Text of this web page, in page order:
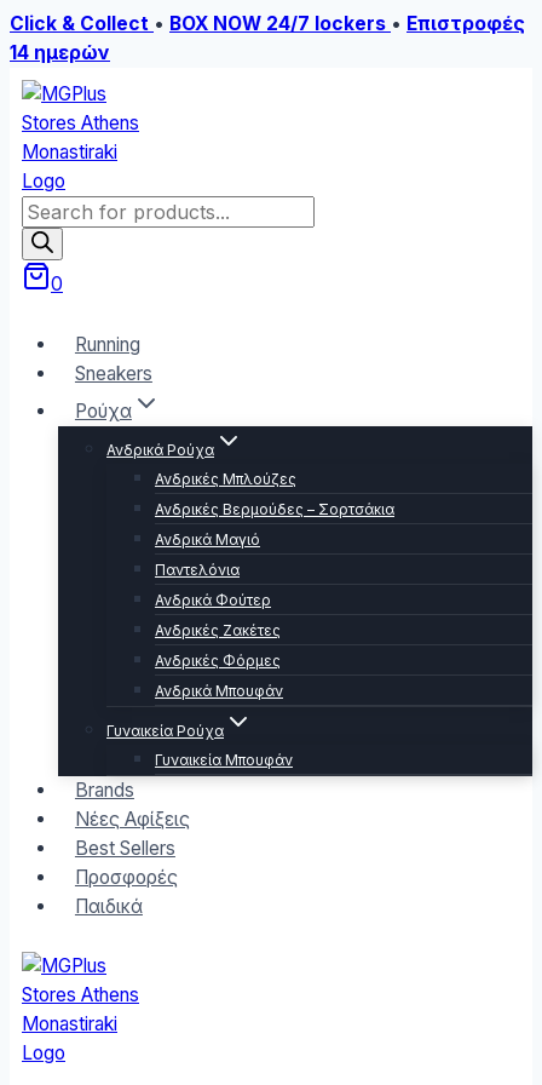
Click & Collect • BOX NOW 24/7 lockers • Επιστροφές
14 ημερών
Skip
to
content
Products
search
0
Running
Sneakers
Ρούχα
Ανδρικά Ρούχα
Ανδρικές Μπλούζες
Ανδρικές Βερμούδες – Σορτσάκια
Ανδρικά Μαγιό
Παντελόνια
Ανδρικά Φούτερ
Ανδρικές Ζακέτες
Ανδρικές Φόρμες
Ανδρικά Μπουφάν
Γυναικεία Ρούχα
Γυναικεία Μπουφάν
Brands
Νέες Αφίξεις
Best Sellers
Προσφορές
Παιδικά